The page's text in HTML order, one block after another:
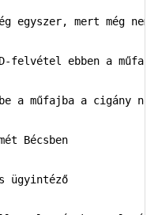
egyszer, mert még
ebben a
a műfajba a cigány
Bécsben
ügyintéző